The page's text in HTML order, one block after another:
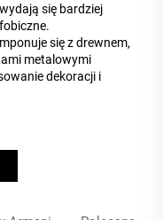
się bardziej
się z drewnem,
metalowymi
dekoracji i